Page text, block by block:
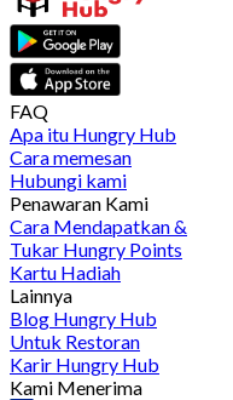
FAQ
Apa itu Hungry Hub
Cara memesan
Hubungi kami
Penawaran Kami
Cara Mendapatkan &
Tukar Hungry Points
Kartu Hadiah
Lainnya
Blog Hungry Hub
Untuk Restoran
Karir Hungry Hub
Kami Menerima